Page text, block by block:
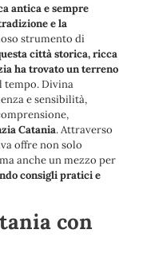
antica e sempre
e la
strumento di
città storica, ricca
ha trovato un terreno
tempo. Divina
e sensibilità,
Catania. Attraverso
offre non solo
anche un mezzo per
consigli pratici e
con